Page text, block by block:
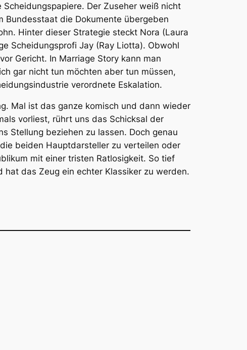
Der Zuseher weiß nicht
die Dokumente übergeben
Hinter dieser Strategie steckt Nora (Laura
Scheidungsprofi Jay (Ray Liotta). Obwohl
Gericht. In Marriage Story kann man
gar nicht tun möchten aber tun müssen,
verordnete Eskalation.
Mal ist das ganze komisch und dann wieder
vorliest, rührt uns das Schicksal der
Stellung beziehen zu lassen. Doch genau
beiden Hauptdarsteller zu verteilen oder
mit einer tristen Ratlosigkeit. So tief
hat das Zeug ein echter Klassiker zu werden.